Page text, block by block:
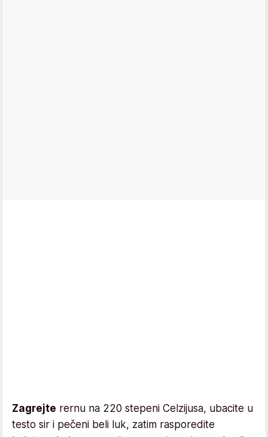
Zagrejte rernu na 220 stepeni Celzijusa, ubacite u
testo sir i pečeni beli luk, zatim rasporedite